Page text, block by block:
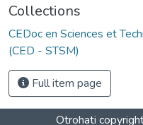
Collections
CEDoc en Sciences et
(CED - STSM)
Full item page
Otrohati